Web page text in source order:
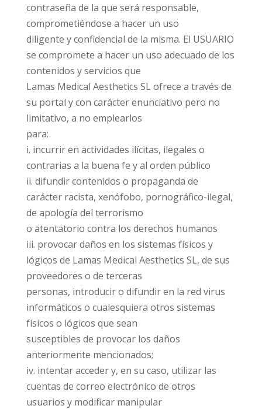
contraseña de la que será responsable,
comprometiéndose a hacer un uso
diligente y confidencial de la misma. El USUARIO
se compromete a hacer un uso adecuado de los
contenidos y servicios que
Lamas Medical Aesthetics SL ofrece a través de
su portal y con carácter enunciativo pero no
limitativo, a no emplearlos
para:
i. incurrir en actividades ilícitas, ilegales o
contrarias a la buena fe y al orden público
ii. difundir contenidos o propaganda de
carácter racista, xenófobo, pornográfico-ilegal,
de apología del terrorismo
o atentatorio contra los derechos humanos
iii. provocar daños en los sistemas físicos y
lógicos de Lamas Medical Aesthetics SL, de sus
proveedores o de terceras
personas, introducir o difundir en la red virus
informáticos o cualesquiera otros sistemas
físicos o lógicos que sean
susceptibles de provocar los daños
anteriormente mencionados;
iv. intentar acceder y, en su caso, utilizar las
cuentas de correo electrónico de otros
usuarios y modificar manipular